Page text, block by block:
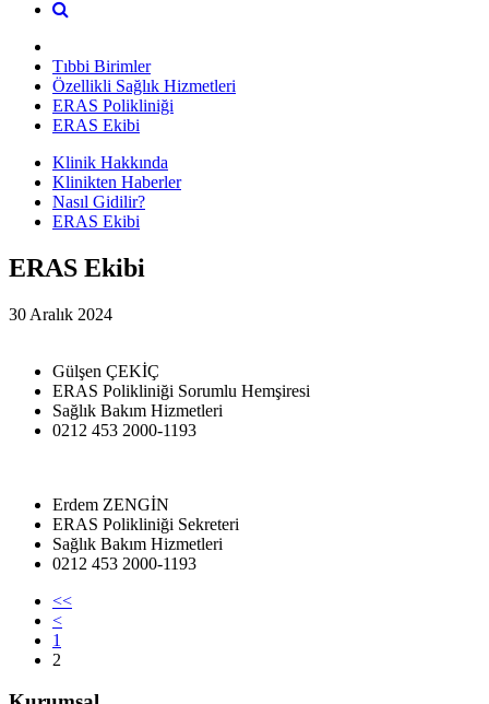
Tıbbi Birimler
Özellikli Sağlık Hizmetleri
ERAS Polikliniği
ERAS Ekibi
Klinik Hakkında
Klinikten Haberler
Nasıl Gidilir?
ERAS Ekibi
ERAS Ekibi
30 Aralık 2024
Gülşen ÇEKİÇ
ERAS Polikliniği Sorumlu Hemşiresi
Sağlık Bakım Hizmetleri
0212 453 2000-1193
Erdem ZENGİN
ERAS Polikliniği Sekreteri
Sağlık Bakım Hizmetleri
0212 453 2000-1193
<<
<
1
2